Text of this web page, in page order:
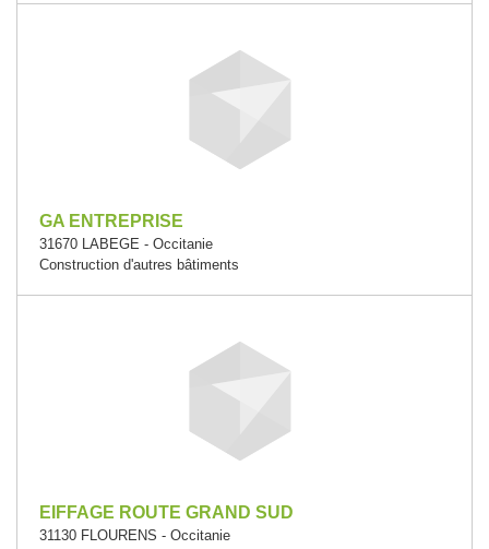
GA ENTREPRISE
31670 LABEGE - Occitanie
Construction d'autres bâtiments
EIFFAGE ROUTE GRAND SUD
31130 FLOURENS - Occitanie